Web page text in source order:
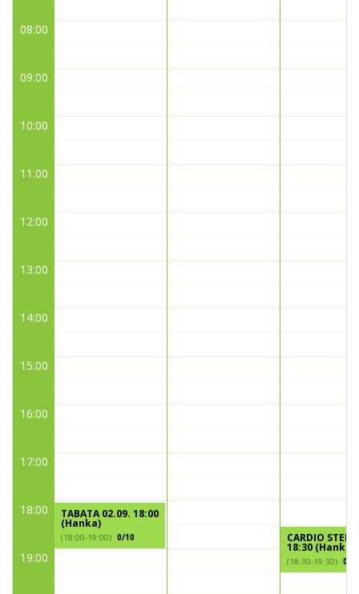
08:00
09:00
10:00
11:00
12:00
13:00
14:00
15:00
16:00
17:00
18:00
19:00
TABATA 02.09. 18:00
(Hanka)
(18:00-19:00) 0/10 CARDIO STEP
18:30 (Hanka)
(18:30-19:30) 0/